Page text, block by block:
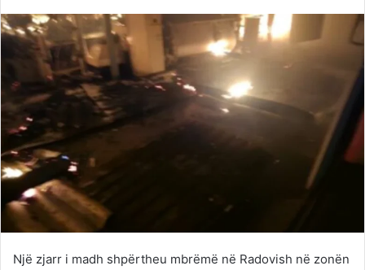
Një zjarr i madh shpërtheu mbrëmë në Radovish në zonën